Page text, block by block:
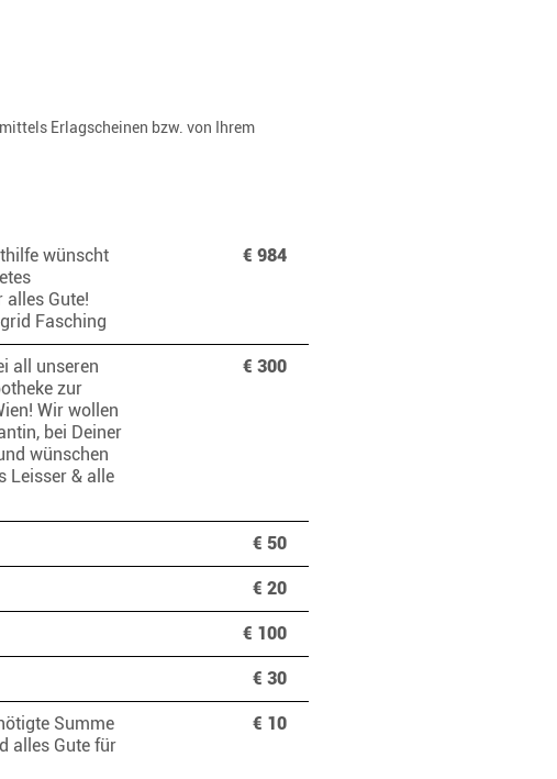
Erlagscheinen bzw. von Ihrem
€ 984
wünscht
alles Gute!
Fasching
€ 300
all unseren
zur
Wir wollen
bei Deiner
wünschen
Leisser & alle
€ 50
€ 20
€ 100
€ 30
€ 10
Summe
alles Gute für